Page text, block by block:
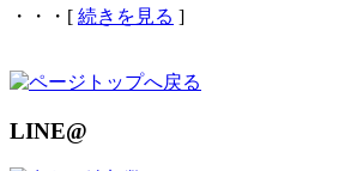
・・・[ 続きを見る ]
LINE@